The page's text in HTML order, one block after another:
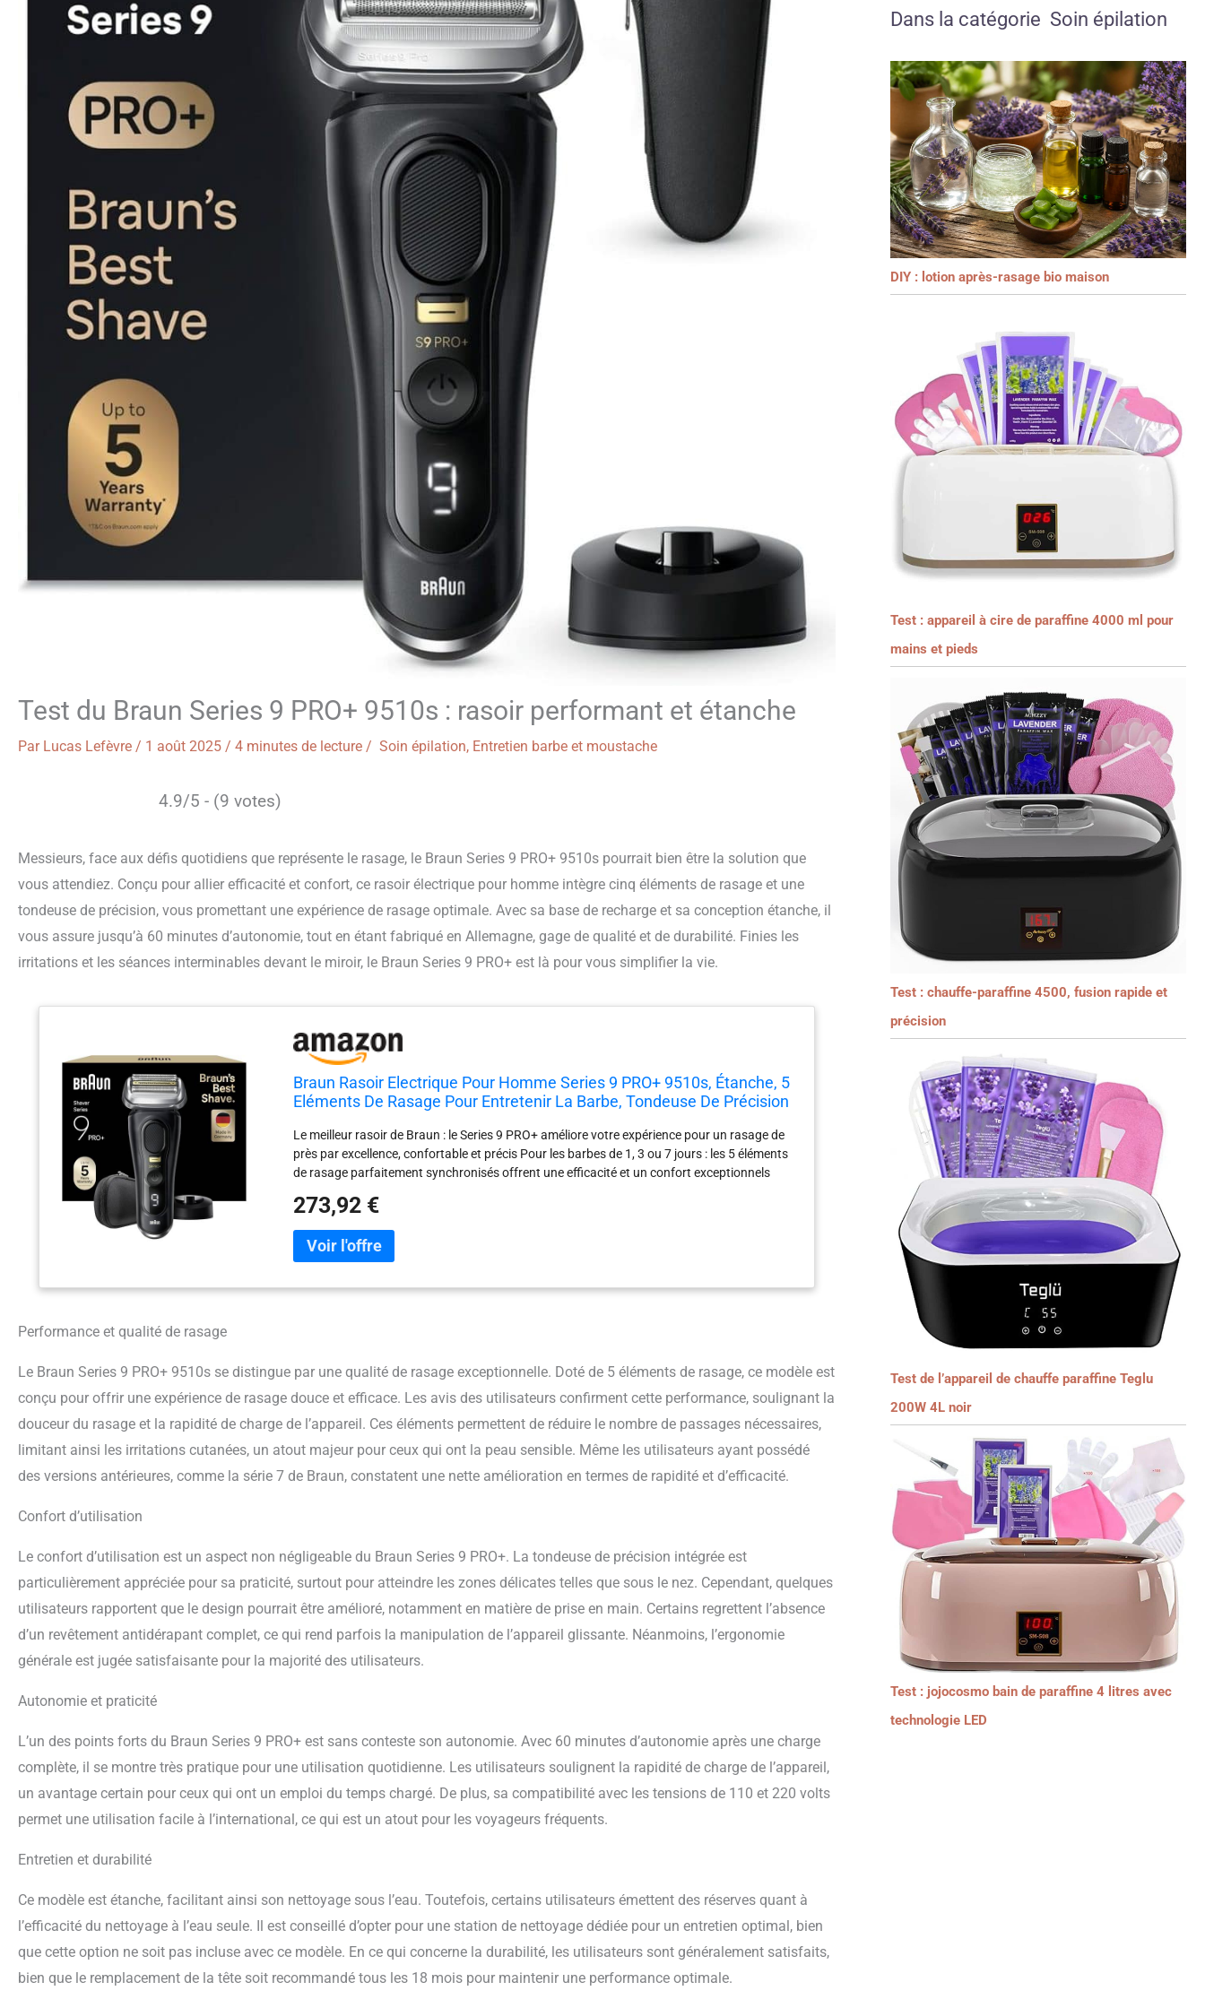
Test du Braun Series 9 PRO+ 9510s : rasoir performant et étanche
Par Lucas Lefèvre / 1 août 2025 / 4 minutes de lecture / Soin épilation, Entretien barbe et moustache
4.9/5 - (9 votes)
Messieurs, face aux défis quotidiens que représente le rasage, le Braun Series 9 PRO+ 9510s pourrait bien être la solution que
vous attendiez. Conçu pour allier efficacité et confort, ce rasoir électrique pour homme intègre cinq éléments de rasage et une
tondeuse de précision, vous promettant une expérience de rasage optimale. Avec sa base de recharge et sa conception étanche, il
vous assure jusqu’à 60 minutes d’autonomie, tout en étant fabriqué en Allemagne, gage de qualité et de durabilité. Finies les
irritations et les séances interminables devant le miroir, le Braun Series 9 PRO+ est là pour vous simplifier la vie.
Braun Rasoir Electrique Pour Homme Series 9 PRO+ 9510s, Étanche, 5
Eléments De Rasage Pour Entretenir La Barbe, Tondeuse De Précision
Le meilleur rasoir de Braun : le Series 9 PRO+ améliore votre expérience pour un rasage de
près par excellence, confortable et précis Pour les barbes de 1, 3 ou 7 jours : les 5 éléments
de rasage parfaitement synchronisés offrent une efficacité et un confort exceptionnels
optimale : la tondeuse ProTrimmer en acier, d'une précision chirurgicale, offre une efficacité
de coupe maximale, même sur les poils difficiles à atteindre (les pattes, la moustache et
sous le nez) Conçu pour durer des années : 100 % fabriqué en Allemagne et 100 % étanche,
Avec une puissante batterie Li-Ion qui offre 60 minutes d’autonomie. Utilisation sur peau
mouillée ou sèche Un maximum d’efficacité et de confort pour la peau : avec la technologie
273,92 €
Performance et qualité de rasage
Le Braun Series 9 PRO+ 9510s se distingue par une qualité de rasage exceptionnelle. Doté de 5 éléments de rasage, ce modèle est
conçu pour offrir une expérience de rasage douce et efficace. Les avis des utilisateurs confirment cette performance, soulignant la
douceur du rasage et la rapidité de charge de l’appareil. Ces éléments permettent de réduire le nombre de passages nécessaires,
limitant ainsi les irritations cutanées, un atout majeur pour ceux qui ont la peau sensible. Même les utilisateurs ayant possédé
des versions antérieures, comme la série 7 de Braun, constatent une nette amélioration en termes de rapidité et d’efficacité.
Confort d’utilisation
Le confort d’utilisation est un aspect non négligeable du Braun Series 9 PRO+. La tondeuse de précision intégrée est
particulièrement appréciée pour sa praticité, surtout pour atteindre les zones délicates telles que sous le nez. Cependant, quelques
utilisateurs rapportent que le design pourrait être amélioré, notamment en matière de prise en main. Certains regrettent l’absence
d’un revêtement antidérapant complet, ce qui rend parfois la manipulation de l’appareil glissante. Néanmoins, l’ergonomie
générale est jugée satisfaisante pour la majorité des utilisateurs.
Autonomie et praticité
L’un des points forts du Braun Series 9 PRO+ est sans conteste son autonomie. Avec 60 minutes d’autonomie après une charge
complète, il se montre très pratique pour une utilisation quotidienne. Les utilisateurs soulignent la rapidité de charge de l’appareil,
un avantage certain pour ceux qui ont un emploi du temps chargé. De plus, sa compatibilité avec les tensions de 110 et 220 volts
permet une utilisation facile à l’international, ce qui est un atout pour les voyageurs fréquents.
Entretien et durabilité
Ce modèle est étanche, facilitant ainsi son nettoyage sous l’eau. Toutefois, certains utilisateurs émettent des réserves quant à
l’efficacité du nettoyage à l’eau seule. Il est conseillé d’opter pour une station de nettoyage dédiée pour un entretien optimal, bien
que cette option ne soit pas incluse avec ce modèle. En ce qui concerne la durabilité, les utilisateurs sont généralement satisfaits,
bien que le remplacement de la tête soit recommandé tous les 18 mois pour maintenir une performance optimale.
Dans la catégorie Soin épilation
DIY : lotion après-rasage bio maison
Test : appareil à cire de paraffine 4000 ml pour
mains et pieds
Test : chauffe-paraffine 4500, fusion rapide et
précision
Test de l’appareil de chauffe paraffine Teglu
200W 4L noir
Test : jojocosmo bain de paraffine 4 litres avec
technologie LED